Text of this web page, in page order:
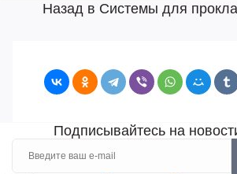
Назад в Системы для
Подписывайтесь на